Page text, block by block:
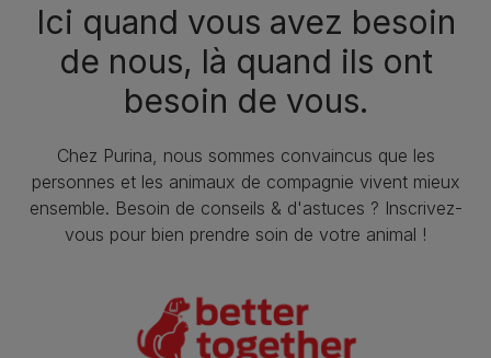
Ici quand vous avez besoin
de nous, là quand ils ont
besoin de vous.
Chez Purina, nous sommes convaincus que les
personnes et les animaux de compagnie vivent mieux
ensemble. Besoin de conseils & d'astuces ? Inscrivez-
vous pour bien prendre soin de votre animal !